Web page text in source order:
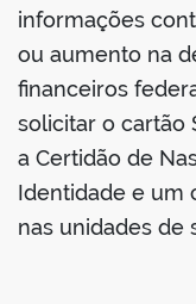
informações
ou aumento na
financeiros
solicitar o cartão
a Certidão de
Identidade e um
nas unidades de